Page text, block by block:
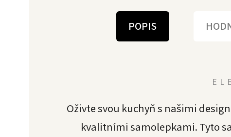
POPIS
Oživte svou kuchyň s našimi
kvalitními samolepkami. Tyto